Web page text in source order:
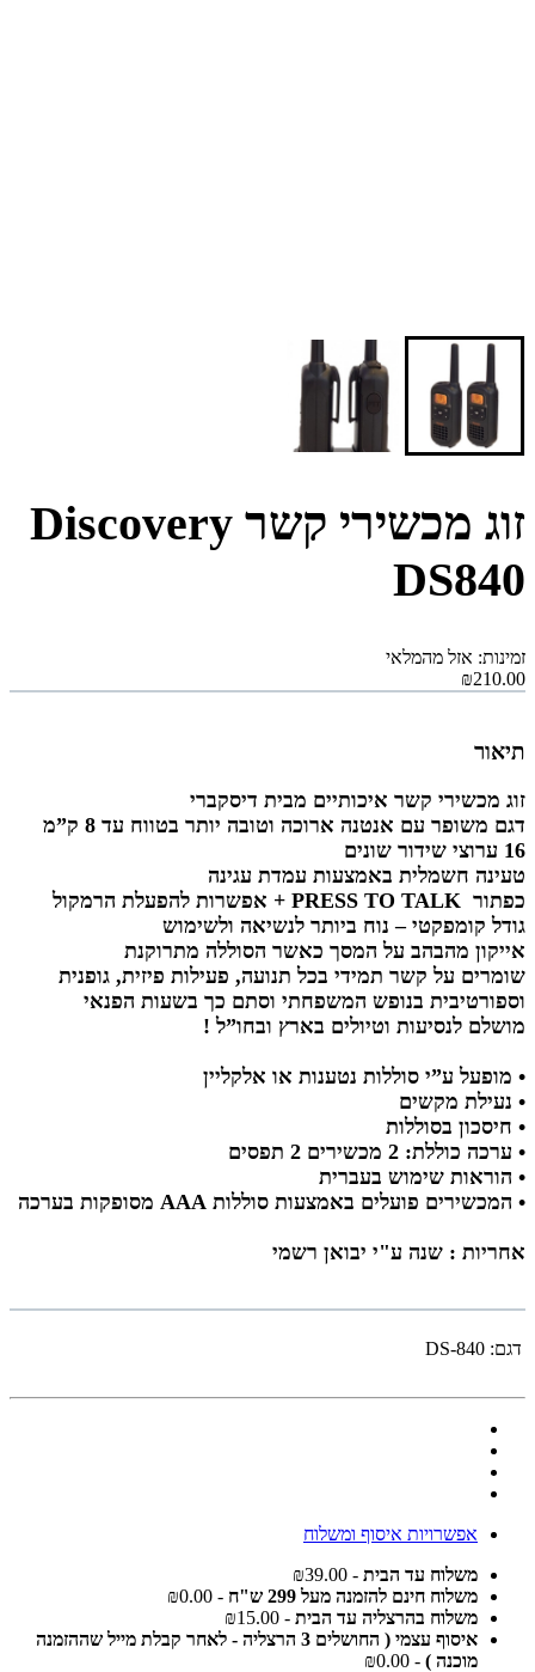
זוג מכשירי קשר Discovery
DS840
זמינות: אזל מהמלאי
₪210.00
תיאור
זוג מכשירי קשר איכותיים מבית דיסקברי
דגם משופר עם אנטנה ארוכה וטובה יותר בטווח עד 8 ק”מ
16 ערוצי שידור שונים
טעינה חשמלית באמצעות עמדת עגינה
כפתור PRESS TO TALK + אפשרות להפעלת הרמקול
גודל קומפקטי – נוח ביותר לנשיאה ולשימוש
אייקון מהבהב על המסך כאשר הסוללה מתרוקנת
שומרים על קשר תמידי בכל תנועה, פעילות פיזית, גופנית
וספורטיבית בנופש המשפחתי וסתם כך בשעות הפנאי
מושלם לנסיעות וטיולים בארץ ובחו”ל !
• מופעל ע”י סוללות נטענות או אלקליין
• נעילת מקשים
• חיסכון בסוללות
• ערכה כוללת: 2 מכשירים 2 תפסים
• הוראות שימוש בעברית
• המכשירים פועלים באמצעות סוללות AAA מסופקות בערכה
אחריות : שנה ע"י יבואן רשמי
דגם: DS-840
אפשרויות איסוף ומשלוח
משלוח עד הבית - ₪39.00
משלוח חינם להזמנה מעל 299 ש"ח
- ₪0.00
משלוח בהרצליה עד הבית - ₪15.00
איסוף עצמי ( החושלים 3 הרצליה - לאחר קבלת מייל שההזמנה
מוכנה ) - ₪0.00